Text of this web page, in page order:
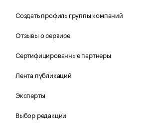
Создать профиль группы компаний
Отзывы о сервисе
Сертифицированные партнеры
Лента публикаций
Эксперты
Выбор редакции